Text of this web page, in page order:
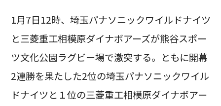
1月7日12時、埼玉パナソニックワイルドナイツ
と三菱重工相模原ダイナボアーズが熊谷スポー
ツ文化公園ラグビー場で激突する。ともに開幕
2連勝を果たした2位の埼玉パナソニックワイル
ドナイツと１位の三菱重工相模原ダイナボアー